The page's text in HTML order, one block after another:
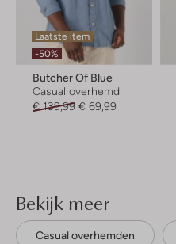
Laatste item
-50%
Butcher Of Blue
Casual overhemd
€ 139,99 € 69,99
Bekijk meer
Casual overhemden